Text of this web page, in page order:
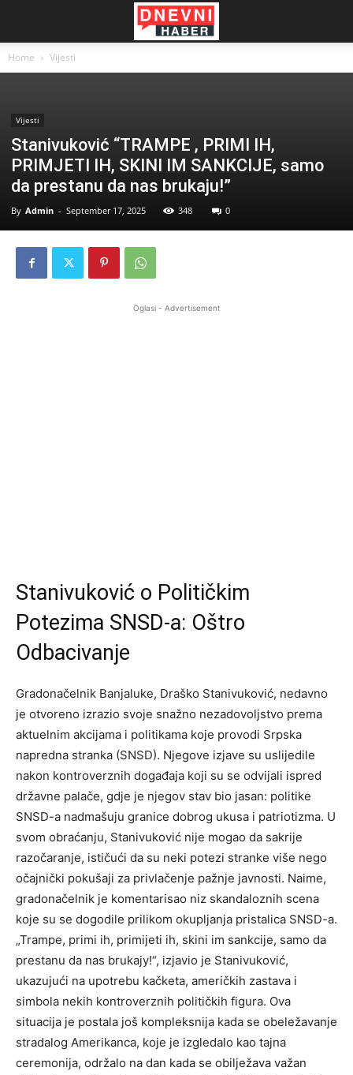
Home Vijesti
Vijesti
Stanivuković “TRAMPE , PRIMI IH,
PRIMJETI IH, SKINI IM SANKCIJE, samo
da prestanu da nas brukaju!”
By Admin - September 17, 2025 348 0
Oglasi - Advertisement
Stanivuković o Političkim
Potezima SNSD-a: Oštro
Odbacivanje
Gradonačelnik Banjaluke, Draško Stanivuković, nedavno
je otvoreno izrazio svoje snažno nezadovoljstvo prema
aktuelnim akcijama i politikama koje provodi Srpska
napredna stranka (SNSD). Njegove izjave su uslijedile
nakon kontroverznih događaja koji su se odvijali ispred
državne palače, gdje je njegov stav bio jasan: politike
SNSD-a nadmašuju granice dobrog ukusa i patriotizma. U
svom obraćanju, Stanivuković nije mogao da sakrije
razočaranje, ističući da su neki potezi stranke više nego
očajnički pokušaji za privlačenje pažnje javnosti. Naime,
gradonačelnik je komentarisao niz skandaloznih scena
koje su se dogodile prilikom okupljanja pristalica SNSD-a.
„Trampe, primi ih, primijeti ih, skini im sankcije, samo da
prestanu da nas brukaју!“, izjavio je Stanivuković,
ukazujući na upotrebu kačketa, američkih zastava i
simbola nekih kontroverznih političkih figura. Ova
situacija je postala još kompleksnija kada se obeležavanje
stradalog Amerikanca, koje je izgledalo kao tajna
ceremonija, održalo na dan kada se obilježava važan